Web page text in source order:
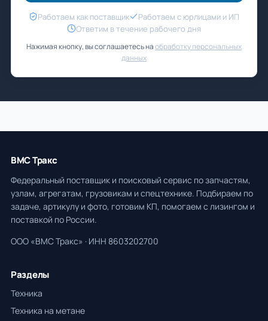
Работаем как поставщик
Работаем с юрлицами и ИП
Ответим в течение рабочего дня
Нажимая кнопку, вы соглашаетесь наобработку персональных
данных
ВМС Тракс
Федеральный поставщик и поисковый сервис по запчастям,
узлам, агрегатам, грузовикам и спецтехнике. Подбираем по
задаче, артикулу и фото, готовим КП, помогаем с лизингом и
поставкой по России.
ООО «ВМС Тракс» · ИНН 8603202700
Разделы
Техника
Техника на метане